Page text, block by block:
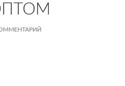
одежды оптом